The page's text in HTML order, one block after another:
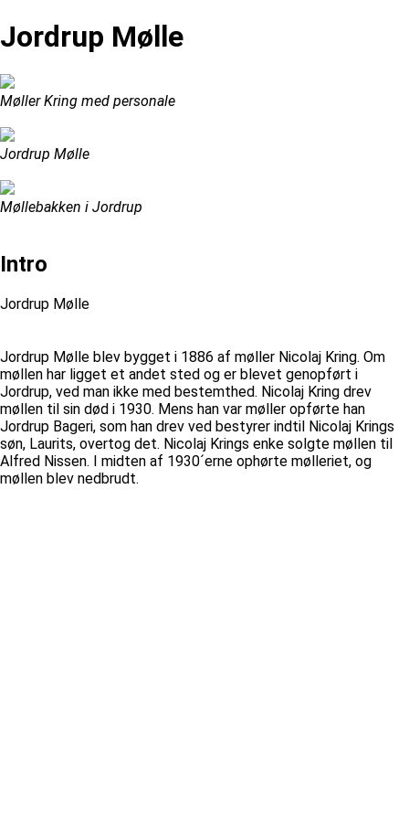
Jordrup Mølle
Møller Kring med personale
Jordrup Mølle
Møllebakken i Jordrup
Intro
Jordrup Mølle
Jordrup Mølle blev bygget i 1886 af møller Nicolaj Kring. Om
møllen har ligget et andet sted og er blevet genopført i
Jordrup, ved man ikke med bestemthed. Nicolaj Kring drev
møllen til sin død i 1930. Mens han var møller opførte han
Jordrup Bageri, som han drev ved bestyrer indtil Nicolaj Krings
søn, Laurits, overtog det. Nicolaj Krings enke solgte møllen til
Alfred Nissen. I midten af 1930´erne ophørte mølleriet, og
møllen blev nedbrudt.